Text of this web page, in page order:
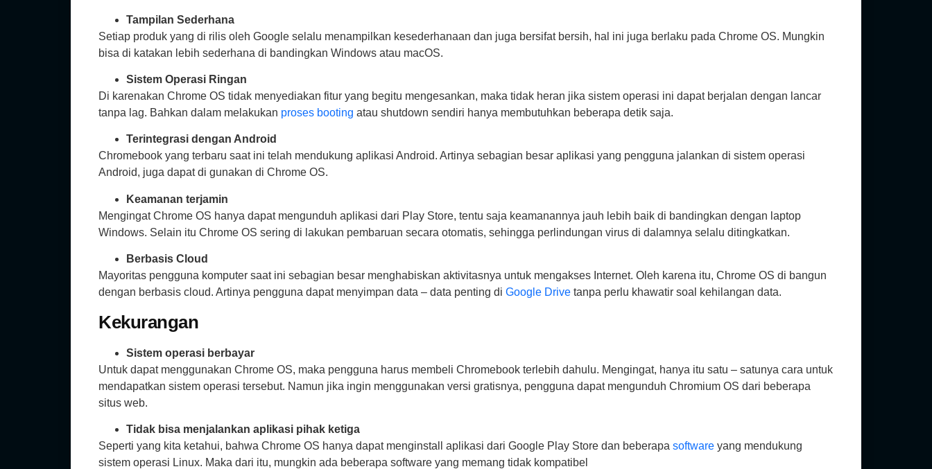
Tampilan Sederhana
Setiap produk yang di rilis oleh Google selalu menampilkan kesederhanaan dan juga bersifat bersih, hal ini juga berlaku pada Chrome OS. Mungkin
bisa di katakan lebih sederhana di bandingkan Windows atau macOS.
Sistem Operasi Ringan
Di karenakan Chrome OS tidak menyediakan fitur yang begitu mengesankan, maka tidak heran jika sistem operasi ini dapat berjalan dengan lancar
tanpa lag. Bahkan dalam melakukan proses booting atau shutdown sendiri hanya membutuhkan beberapa detik saja.
Terintegrasi dengan Android
Chromebook yang terbaru saat ini telah mendukung aplikasi Android. Artinya sebagian besar aplikasi yang pengguna jalankan di sistem operasi
Android, juga dapat di gunakan di Chrome OS.
Keamanan terjamin
Mengingat Chrome OS hanya dapat mengunduh aplikasi dari Play Store, tentu saja keamanannya jauh lebih baik di bandingkan dengan laptop
Windows. Selain itu Chrome OS sering di lakukan pembaruan secara otomatis, sehingga perlindungan virus di dalamnya selalu ditingkatkan.
Berbasis Cloud
Mayoritas pengguna komputer saat ini sebagian besar menghabiskan aktivitasnya untuk mengakses Internet. Oleh karena itu, Chrome OS di bangun
dengan berbasis cloud. Artinya pengguna dapat menyimpan data – data penting di Google Drive tanpa perlu khawatir soal kehilangan data.
Kekurangan
Sistem operasi berbayar
Untuk dapat menggunakan Chrome OS, maka pengguna harus membeli Chromebook terlebih dahulu. Mengingat, hanya itu satu – satunya cara untuk
mendapatkan sistem operasi tersebut. Namun jika ingin menggunakan versi gratisnya, pengguna dapat mengunduh Chromium OS dari beberapa
situs web.
Tidak bisa menjalankan aplikasi pihak ketiga
Seperti yang kita ketahui, bahwa Chrome OS hanya dapat menginstall aplikasi dari Google Play Store dan beberapa software yang mendukung
sistem operasi Linux. Maka dari itu, mungkin ada beberapa software yang memang tidak kompatibel